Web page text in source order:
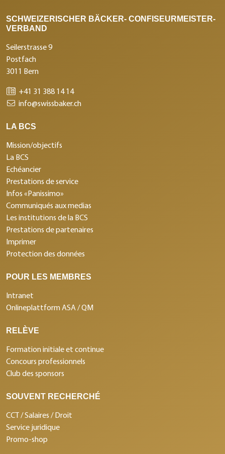
SCHWEIZERISCHER BÄCKER- CONFISEURMEISTER-
VERBAND
Seilerstrasse 9
Postfach
3011 Bern
+41 31 388 14 14
info@swissbaker.ch
LA BCS
Mission/objectifs
La BCS
Echéancier
Prestations de service
Infos «Panissimo»
Communiqués aux medias
Les institutions de la BCS
Prestations de partenaires
Imprimer
Protection des données
POUR LES MEMBRES
Intranet
Onlineplattform ASA / QM
RELÈVE
Formation initiale et continue
Concours professionnels
Club des sponsors
SOUVENT RECHERCHÉ
CCT / Salaires / Droit
Service juridique
Promo-shop